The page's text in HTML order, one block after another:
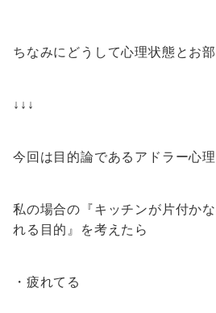
ちなみにどうして心理状態とお
↓↓↓
今回は目的論であるアドラー心
私の場合の『キッチンが片付か
れる目的』を考えたら
・疲れてる